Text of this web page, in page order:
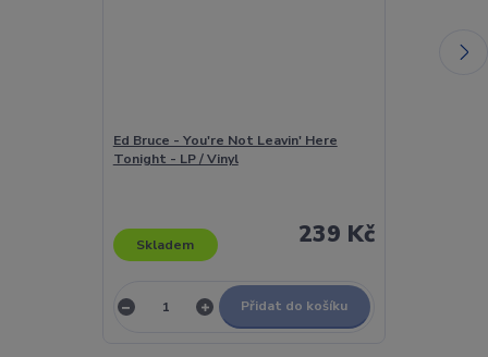
Ed Bruce - You're Not Leavin' Here
Tonight - LP / Vinyl
239 Kč
Skladem
Přidat do košíku